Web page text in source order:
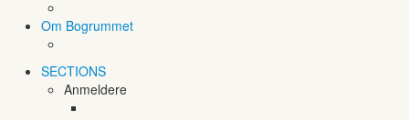
Om Bogrummet
SECTIONS
Anmeldere